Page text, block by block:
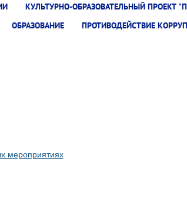
КУЛЬТУРНО-ОБРАЗОВАТЕЛЬНЫЙ ПРОЕКТ
ОБРАЗОВАНИЕ
ПРОТИВОДЕЙСТВИЕ
мероприятиях